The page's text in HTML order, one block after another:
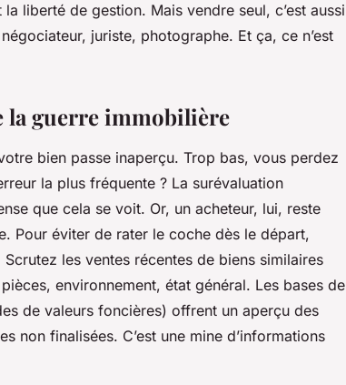
liberté de gestion. Mais vendre seul, c’est aussi
juriste, photographe. Et ça, ce n’est
la guerre immobilière
bien passe inaperçu. Trop bas, vous perdez
la plus fréquente ? La surévaluation
que cela se voit. Or, un acheteur, lui, reste
Pour éviter de rater le coche dès le départ,
les ventes récentes de biens similaires
environnement, état général. Les bases de
de valeurs foncières) offrent un aperçu des
non finalisées. C’est une mine d’informations